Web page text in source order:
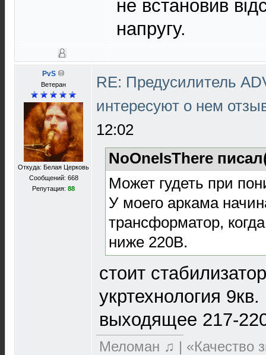
не встановив
напругу.
PvS
Ветеран
Откуда: Белая Церковь
Сообщений: 668
Репутация: 88
RE: Предусилитель
интересуют о нем
12:02
NoOneIsThere
Может гудеть при
У моего аркама
трансформатор,
ниже 220В.
стоит
укртехнология 9кв.
выходящее 217-
Меломан ♫ | «Качество